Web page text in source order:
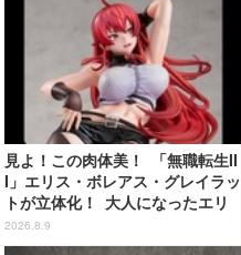
見よ！この肉体美！ 「無職転生II
I」エリス・ボレアス・グレイラッ
トが立体化！ 大人になったエリ
スの魅力を完全再現
2026.8.9